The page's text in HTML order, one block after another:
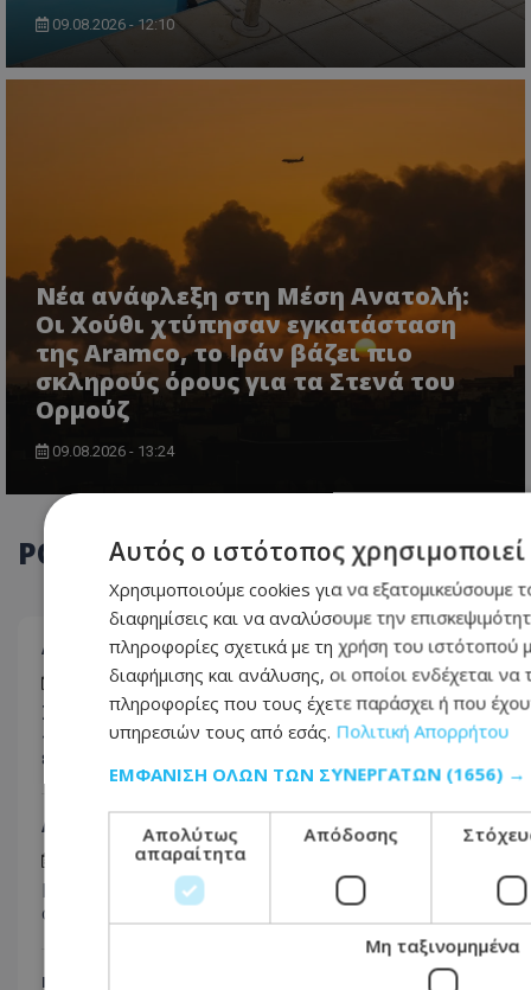
09.08.2026 - 12:10
Νέα ανάφλεξη στη Μέση Ανατολή:
Οι Χούθι χτύπησαν εγκατάσταση
της Aramco, το Ιράν βάζει πιο
σκληρούς όρους για τα Στενά του
Ορμούζ
09.08.2026 - 13:24
ΡΟΗ ΕΙΔΗΣΕΩΝ
Α. ΡΕΠΟΡΤΑΖ
09.08.2026 - 16:15
Συναγερμός στο αεροδρόμιο Λάρνακας: Τα
«παιδικά παιχνίδια» έκρυβαν άλλη έκπληξη – Τι
εντόπισαν οι Τελωνειακές Αρχές
Α. ΡΕΠΟΡΤΑΖ
09.08.2026 - 15:50
Με ισχυρές δυνάμεις η κατάσβεση της πυρκαγιάς
στον ΧΥΤΑ Πάφου – Στη μάχη και εκσκαφέας
ΠΟΛΙΤΙΚΗ
Αυτός ο ιστότοπος
Χρησιμοποιούμε cookies για να εξατομικεύσουμε
διαφημίσεις και να αναλύσουμε την
πληροφορίες σχετικά με τη χρήση του ιστότοπού
διαφήμισης και ανάλυσης, οι οποίοι ενδέχεται
πληροφορίες που τους έχετε παράσχει ή που
υπηρεσιών τους από εσάς. Πολιτική Απορρήτου
ΕΜΦΆΝΙΣΗ ΌΛΩΝ ΤΩΝ ΣΥΝΕΡΓΑΤΏΝ (1656) →
Απολύτως
απαραίτητα
Απόδοσης
Μη ταξινομημένα